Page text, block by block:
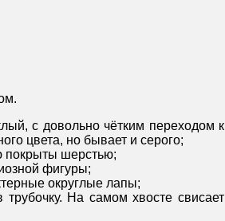
с довольно чётким переходом к
цвета, но бывает и серого;
покрыты шерстью;
фигуры;
округлые лапы;
На самом хвосте свисает